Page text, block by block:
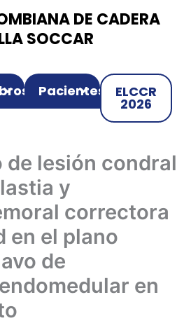
DE CADERA
SOCCAR
Pacientes ELCCR
2026
de lesión condral
y
correctora
en el plano
de
en